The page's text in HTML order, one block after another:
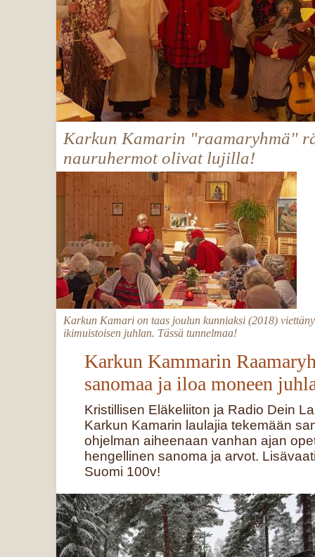
Karkun Kamarin "raamaryhmä"
nauruhermot olivat lujilla!
Karkun Kamari on taas joulun kunniaksi (2018)
ikimuistoisen juhlan. Tässä tunnelmaa!
Karkun Kammarin
sanomaa ja iloa moneen
Kristillisen Eläkeliiton ja Radio Dein
Karkun Kamarin laulajia tekemään
ohjelman aiheenaan vanhan ajan
hengellinen sanoma ja arvot.
Suomi 100v!